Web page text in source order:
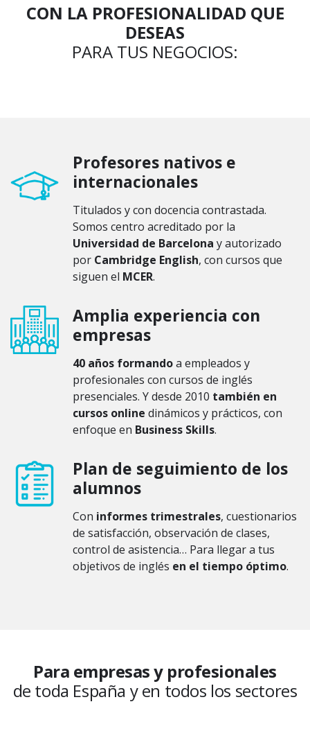
CON LA PROFESIONALIDAD QUE
DESEAS
PARA TUS NEGOCIOS:
Profesores nativos e
internacionales
Titulados y con docencia contrastada.
Somos centro acreditado por la
Universidad de Barcelona y autorizado
por Cambridge English, con cursos que
siguen el MCER.
Amplia experiencia con
empresas
40 años formandoa empleados y
profesionales con cursos de inglés
presenciales. Y desde 2010 también en
cursos online dinámicos y prácticos, con
enfoque en Business Skills.
Plan de seguimiento de los
alumnos
Con informes trimestrales, cuestionarios
de satisfacción, observación de clases,
control de asistencia… Para llegar a tus
objetivos de inglés en el tiempo óptimo.
Para empresas y profesionales
de toda España y en todos los sectores